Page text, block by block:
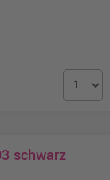
schwarz